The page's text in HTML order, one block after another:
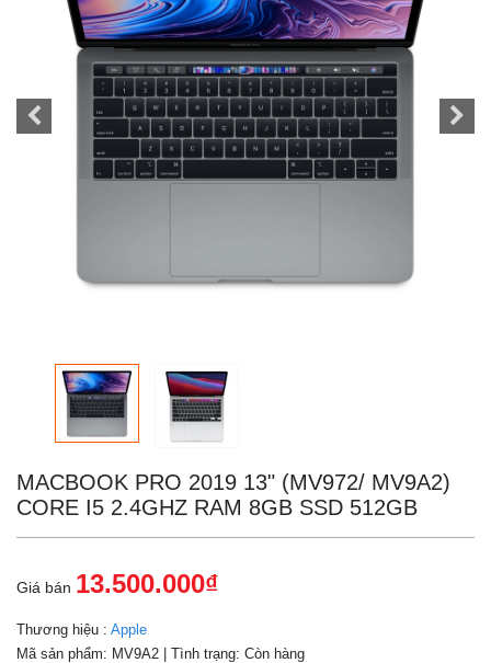
MACBOOK PRO 2019 13" (MV972/ MV9A2)
CORE I5 2.4GHZ RAM 8GB SSD 512GB
Giá bán 13.500.000₫
Thương hiệu : Apple
Mã sản phẩm: MV9A2 | Tình trạng: Còn hàng